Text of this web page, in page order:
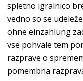
spletno igralnico
vedno so se
ohne einzahlung
vse pohvale tem
razprave o
pomembna